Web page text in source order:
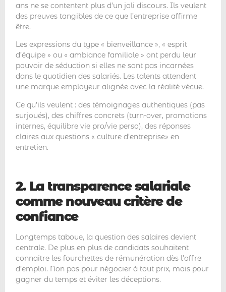
ans ne se contentent plus d’un joli discours. Ils veulent
des preuves tangibles de ce que l’entreprise affirme
être.
Les expressions du type « bienveillance », « esprit
d’équipe » ou « ambiance familiale » ont perdu leur
pouvoir de séduction si elles ne sont pas incarnées
dans le quotidien des salariés. Les talents attendent
une marque employeur alignée avec la réalité vécue.
Ce qu’ils veulent : des témoignages authentiques (pas
surjoués), des chiffres concrets (turn-over, promotions
internes, équilibre vie pro/vie perso), des réponses
claires aux questions « culture d’entreprise» en
entretien.
2. La transparence salariale
comme nouveau critère de
confiance
Longtemps taboue, la question des salaires devient
centrale. De plus en plus de candidats souhaitent
connaître les fourchettes de rémunération dès l’offre
d’emploi. Non pas pour négocier à tout prix, mais pour
gagner du temps et éviter les déceptions.